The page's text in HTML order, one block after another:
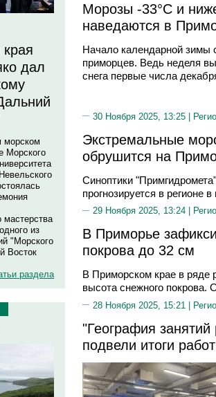
дал
морском
Морского
мастерства
из
"Морского
Восток
раздела
Морозы -33°C и
наведаются в
Начало календарной зимы
приморцев. Ведь неделя
снега первые числа
30 Ноября 2025, 13:25 |
Экстремальные
обрушится на
Синоптики
прогнозируется в регионе
29 Ноября 2025, 13:24 |
В Приморье
покрова до 32 см
В Приморском крае в ряде
высота снежного
28 Ноября 2025, 15:21 |
"География
подвели итоги